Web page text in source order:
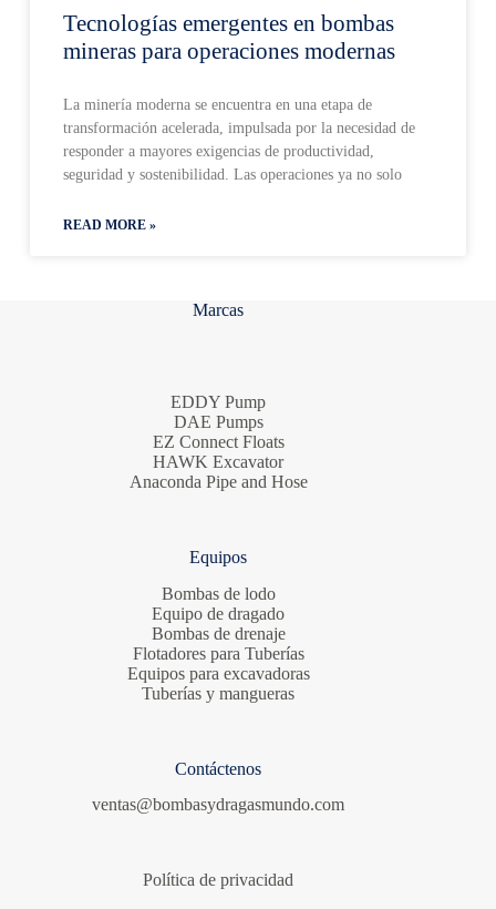
Tecnologías emergentes en bombas
mineras para operaciones modernas
La minería moderna se encuentra en una etapa de
transformación acelerada, impulsada por la necesidad de
responder a mayores exigencias de productividad,
seguridad y sostenibilidad. Las operaciones ya no solo
READ MORE »
Marcas
EDDY Pump
DAE Pumps
EZ Connect Floats
HAWK Excavator
Anaconda Pipe and Hose
Equipos
Bombas de lodo
Equipo de dragado
Bombas de drenaje
Flotadores para Tuberías
Equipos para excavadoras
Tuberías y mangueras
Contáctenos
ventas@bombasydragasmundo.com
Política de privacidad